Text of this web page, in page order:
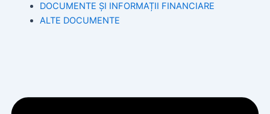
DOCUMENTE ȘI INFORMAȚII FINANCIARE
ALTE DOCUMENTE